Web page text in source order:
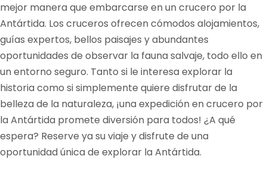
mejor manera que embarcarse en un crucero por la
Antártida. Los cruceros ofrecen cómodos alojamientos,
guías expertos, bellos paisajes y abundantes
oportunidades de observar la fauna salvaje, todo ello en
un entorno seguro. Tanto si le interesa explorar la
historia como si simplemente quiere disfrutar de la
belleza de la naturaleza, ¡una expedición en crucero por
la Antártida promete diversión para todos! ¿A qué
espera? Reserve ya su viaje y disfrute de una
oportunidad única de explorar la Antártida.